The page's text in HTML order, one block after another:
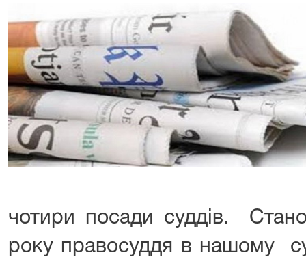
чотири посади суддів.
року правосуддя в нашому